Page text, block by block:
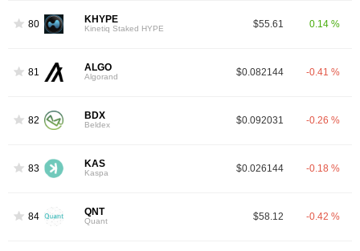
80 KHYPE
Kinetiq Staked HYPE $55.61 0.14 %
81 ALGO
Algorand $0.082144 -0.41 %
82 BDX
Beldex $0.092031 -0.26 %
83 KAS
Kaspa $0.026144 -0.18 %
84 QNT
Quant $58.12 -0.42 %